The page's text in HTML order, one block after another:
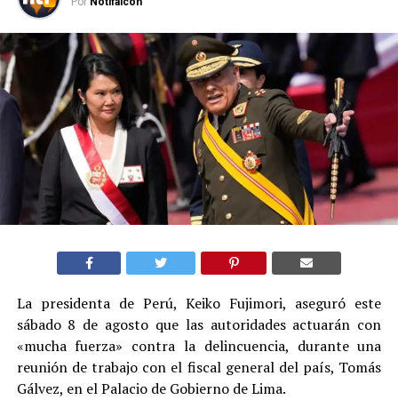
La presidenta de Perú, Keiko Fujimori, aseguró este
sábado 8 de agosto que las autoridades actuarán con
«mucha fuerza» contra la delincuencia, durante una
reunión de trabajo con el fiscal general del país, Tomás
Gálvez, en el Palacio de Gobierno de Lima.